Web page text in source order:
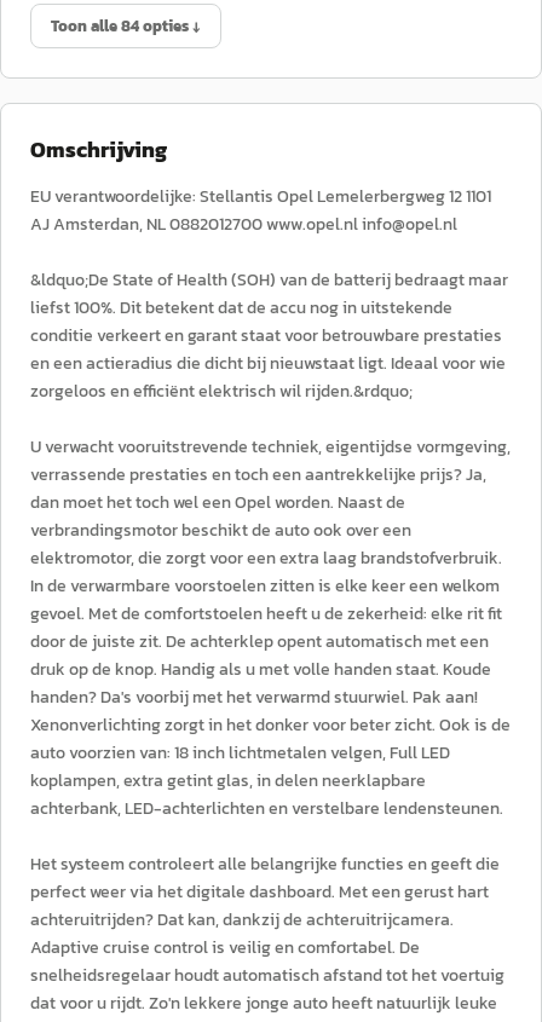
Toon alle 84 opties ↓
Omschrijving
EU verantwoordelijke: Stellantis Opel Lemelerbergweg 12 1101
AJ Amsterdan, NL 0882012700 www.opel.nl info@opel.nl
&ldquo;De State of Health (SOH) van de batterij bedraagt maar
liefst 100%. Dit betekent dat de accu nog in uitstekende
conditie verkeert en garant staat voor betrouwbare prestaties
en een actieradius die dicht bij nieuwstaat ligt. Ideaal voor wie
zorgeloos en efficiënt elektrisch wil rijden.&rdquo;
U verwacht vooruitstrevende techniek, eigentijdse vormgeving,
verrassende prestaties en toch een aantrekkelijke prijs? Ja,
dan moet het toch wel een Opel worden. Naast de
verbrandingsmotor beschikt de auto ook over een
elektromotor, die zorgt voor een extra laag brandstofverbruik.
In de verwarmbare voorstoelen zitten is elke keer een welkom
gevoel. Met de comfortstoelen heeft u de zekerheid: elke rit fit
door de juiste zit. De achterklep opent automatisch met een
druk op de knop. Handig als u met volle handen staat. Koude
handen? Da's voorbij met het verwarmd stuurwiel. Pak aan!
Xenonverlichting zorgt in het donker voor beter zicht. Ook is de
auto voorzien van: 18 inch lichtmetalen velgen, Full LED
koplampen, extra getint glas, in delen neerklapbare
achterbank, LED-achterlichten en verstelbare lendensteunen.
Het systeem controleert alle belangrijke functies en geeft die
perfect weer via het digitale dashboard. Met een gerust hart
achteruitrijden? Dat kan, dankzij de achteruitrijcamera.
Adaptive cruise control is veilig en comfortabel. De
snelheidsregelaar houdt automatisch afstand tot het voertuig
dat voor u rijdt. Zo'n lekkere jonge auto heeft natuurlijk leuke